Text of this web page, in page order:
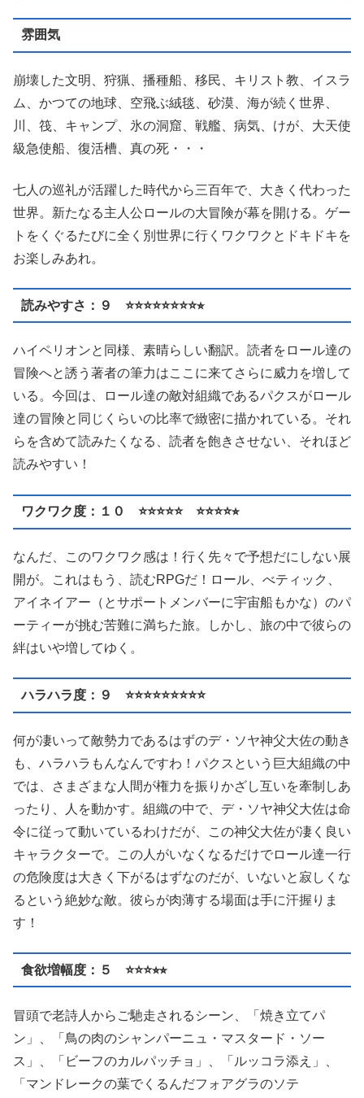
雰囲気
崩壊した文明、狩猟、播種船、移民、キリスト教、イスラ
ム、かつての地球、空飛ぶ絨毯、砂漠、海が続く世界、
川、筏、キャンプ、氷の洞窟、戦艦、病気、けが、大天使
級急使船、復活槽、真の死・・・
七人の巡礼が活躍した時代から三百年で、大きく代わった
世界。新たなる主人公ロールの大冒険が幕を開ける。ゲー
トをくぐるたびに全く別世界に行くワクワクとドキドキを
お楽しみあれ。
読みやすさ：９ ⭐️⭐️⭐️⭐️⭐️⭐️⭐️⭐️⭐︎
ハイペリオンと同様、素晴らしい翻訳。読者をロール達の
冒険へと誘う著者の筆力はここに来てさらに威力を増して
いる。今回は、ロール達の敵対組織であるパクスがロール
達の冒険と同じくらいの比率で緻密に描かれている。それ
らを含めて読みたくなる、読者を飽きさせない、それほど
読みやすい！
ワクワク度：１０ ⭐️⭐️⭐️⭐️⭐️ ⭐️⭐️⭐️⭐️⭐︎
なんだ、このワクワク感は！行く先々で予想だにしない展
開が。これはもう、読むRPGだ！ロール、べティック、
アイネイアー（とサポートメンバーに宇宙船もかな）のパ
ーティーが挑む苦難に満ちた旅。しかし、旅の中で彼らの
絆はいや増してゆく。
ハラハラ度：９ ⭐️⭐️⭐️⭐️⭐️⭐️⭐️⭐️⭐️
何が凄いって敵勢力であるはずのデ・ソヤ神父大佐の動き
も、ハラハラもんなんですわ！パクスという巨大組織の中
では、さまざまな人間が権力を振りかざし互いを牽制しあ
ったり、人を動かす。組織の中で、デ・ソヤ神父大佐は命
令に従って動いているわけだが、この神父大佐が凄く良い
キャラクターで。この人がいなくなるだけでロール達一行
の危険度は大きく下がるはずなのだが、いないと寂しくな
るという絶妙な敵。彼らが肉薄する場面は手に汗握りま
す！
食欲増幅度：５ ⭐️⭐️⭐️⭐︎⭐︎
冒頭で老詩人からご馳走されるシーン、「焼き立てパ
ン」、「鳥の肉のシャンパーニュ・マスタード・ソー
ス」、「ビーフのカルパッチョ」、「ルッコラ添え」、
「マンドレークの葉でくるんだフォアグラのソテ